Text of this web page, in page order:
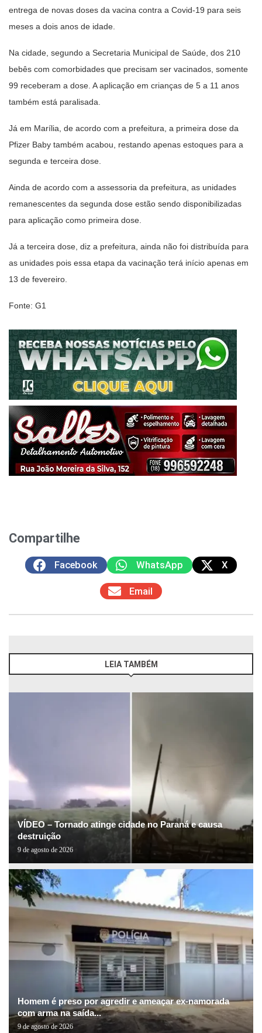
entrega de novas doses da vacina contra a Covid-19 para seis
meses a dois anos de idade.
Na cidade, segundo a Secretaria Municipal de Saúde, dos 210
bebês com comorbidades que precisam ser vacinados, somente
99 receberam a dose. A aplicação em crianças de 5 a 11 anos
também está paralisada.
Já em Marília, de acordo com a prefeitura, a primeira dose da
Pfizer Baby também acabou, restando apenas estoques para a
segunda e terceira dose.
Ainda de acordo com a assessoria da prefeitura, as unidades
remanescentes da segunda dose estão sendo disponibilizadas
para aplicação como primeira dose.
Já a terceira dose, diz a prefeitura, ainda não foi distribuída para
as unidades pois essa etapa da vacinação terá início apenas em
13 de fevereiro.
Fonte: G1
Compartilhe
Facebook WhatsApp X
Email
LEIA TAMBÉM
VÍDEO – Tornado atinge cidade no Paraná e causa
destruição
9 de agosto de 2026
Homem é preso por agredir e ameaçar ex-namorada
com arma na saída...
9 de agosto de 2026